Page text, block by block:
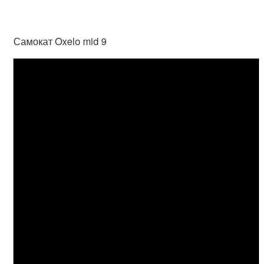
Самокат Oxelo mid 9